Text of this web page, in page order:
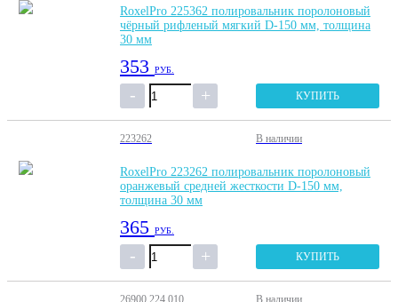
RoxelPro 225362 полировальник поролоновый
чёрный рифленый мягкий D-150 мм, толщина
30 мм
353 РУБ.
КУПИТЬ
223262 В наличии
RoxelPro 223262 полировальник поролоновый
оранжевый средней жесткости D-150 мм,
толщина 30 мм
365 РУБ.
КУПИТЬ
26900.224.010 В наличии